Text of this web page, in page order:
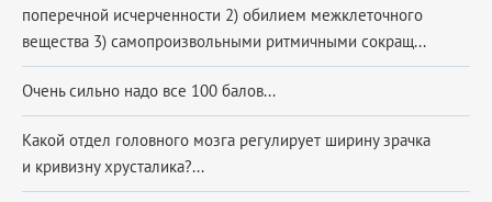
поперечной исчерченности 2) обилием межклеточного
вещества 3) самопроизвольными ритмичными сокращ...
Очень сильно надо все 100 балов...
Какой отдел головного мозга регулирует ширину зрачка
и кривизну хрусталика?...